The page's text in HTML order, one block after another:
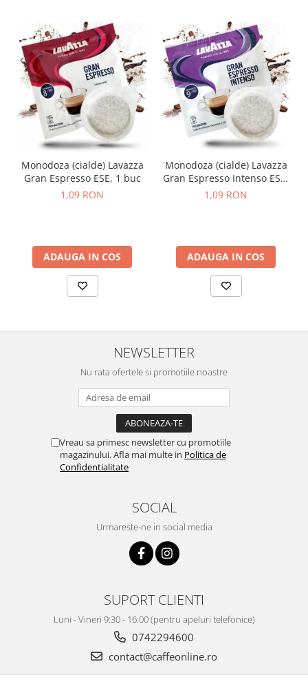
Monodoza (cialde) Lavazza
Gran Espresso ESE, 1 buc
1,09 RON
ADAUGA IN COS
Monodoza (cialde) Lavazza
Gran Espresso Intenso ESE,
1 buc
1,09 RON
ADAUGA IN COS
NEWSLETTER
Nu rata ofertele si promotiile noastre
Vreau sa primesc newsletter cu promotiile
magazinului. Afla mai multe in Politica de
Confidentialitate
SOCIAL
Urmareste-ne in social media
SUPORT CLIENTI
Luni - Vineri 9:30 - 16:00 (pentru apeluri telefonice)
0742294600
contact@caffeonline.ro